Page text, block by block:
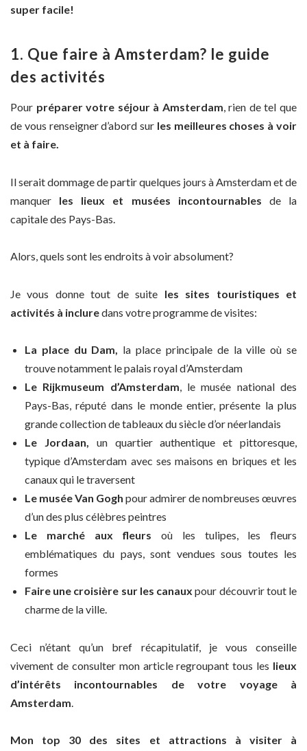
super facile!
1. Que faire à Amsterdam? le guide
des activités
Pour préparer votre séjour à Amsterdam, rien de tel que
de vous renseigner d’abord sur les meilleures choses à voir
et à faire.
Il serait dommage de partir quelques jours à Amsterdam et de
manquer les lieux et musées incontournables de la
capitale des Pays-Bas.
Alors, quels sont les endroits à voir absolument?
Je vous donne tout de suite les sites touristiques et
activités à incluredans votre programme de visites:
La place du Dam, la place principale de la ville où se
trouve notamment le palais royal d’Amsterdam
Le Rijkmuseum d’Amsterdam, le musée national des
Pays-Bas, réputé dans le monde entier, présente la plus
grande collection de tableaux du siècle d’or néerlandais
Le Jordaan, un quartier authentique et pittoresque,
typique d’Amsterdam avec ses maisons en briques et les
canaux qui le traversent
Le musée Van Gogh pour admirer de nombreuses œuvres
d’un des plus célèbres peintres
Le marché aux fleurs où les tulipes, les fleurs
emblématiques du pays, sont vendues sous toutes les
formes
Faire une croisière sur les canaux pour découvrir tout le
charme de la ville.
Ceci n’étant qu’un bref récapitulatif, je vous conseille
vivement de consulter mon article regroupant tous les lieux
d’intérêts incontournables de votre voyage à
Amsterdam
Mon top 30 des sites et attractions à visiter à